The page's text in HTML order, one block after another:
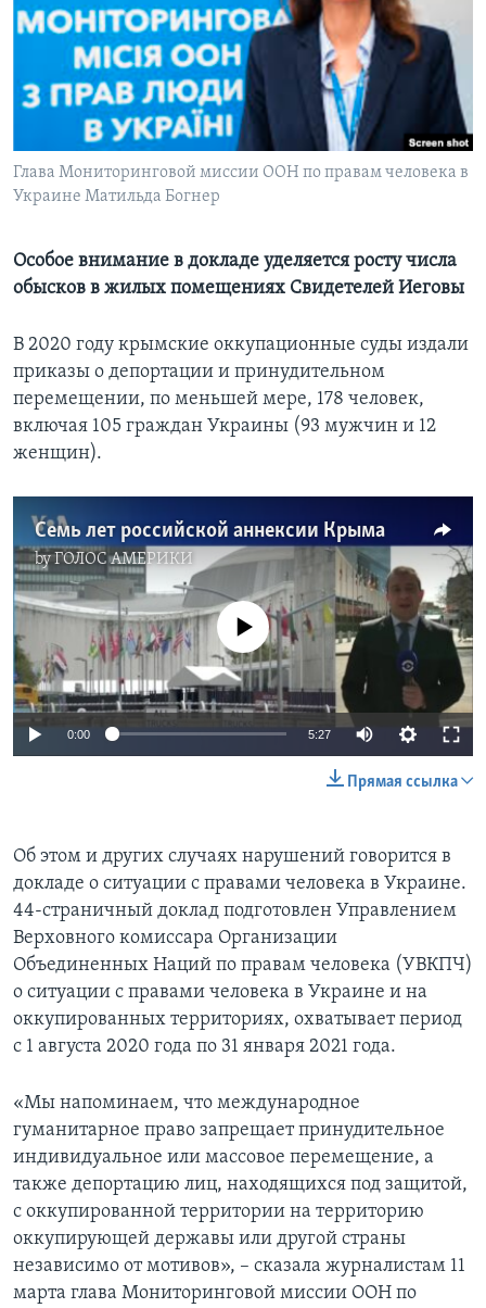
Learning English
СОЦИАЛЬНЫЕ СЕТИ
Языки
Глава Мониторинговой миссии ООН по правам человека в
Украине Матильда Богнер
Особое внимание в докладе уделяется росту числа
обысков в жилых помещениях Свидетелей Иеговы
В 2020 году крымские оккупационные суды издали
приказы о депортации и принудительном
перемещении, по меньшей мере, 178 человек,
включая 105 граждан Украины (93 мужчин и 12
женщин).
Семь лет российской аннексии Крыма
byГОЛОС АМЕРИКИ
No media source currently available
0:00 5:27
Прямая ссылка
Об этом и других случаях нарушений говорится в
докладе о ситуации с правами человека в Украине.
44-страничный доклад подготовлен Управлением
Верховного комиссара Организации
Объединенных Наций по правам человека (УВКПЧ)
о ситуации с правами человека в Украине и на
оккупированных территориях, охватывает период
с 1 августа 2020 года по 31 января 2021 года.
«Мы напоминаем, что международное
гуманитарное право запрещает принудительное
индивидуальное или массовое перемещение, а
также депортацию лиц, находящихся под защитой,
с оккупированной территории на территорию
оккупирующей державы или другой страны
независимо от мотивов», – сказала журналистам 11
марта глава Мониторинговой миссии ООН по